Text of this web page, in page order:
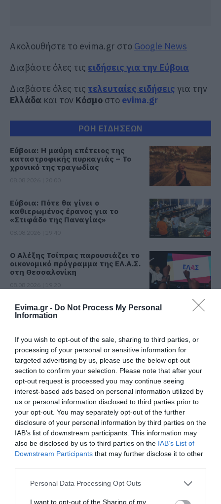
Evima.gr - Do Not Process My Personal
Information
If you wish to opt-out of the sale, sharing to third parties, or
processing of your personal or sensitive information for
targeted advertising by us, please use the below opt-out
section to confirm your selection. Please note that after your
opt-out request is processed you may continue seeing
interest-based ads based on personal information utilized by
us or personal information disclosed to third parties prior to
your opt-out. You may separately opt-out of the further
disclosure of your personal information by third parties on the
IAB’s list of downstream participants. This information may
also be disclosed by us to third parties on the IAB’s List of
Downstream Participants that may further disclose it to other
Please note that this website/app uses one or more Google
not limited to your visit or usage behaviour. You may click to
Personal Data Processing Opt Outs
I want to opt-out of the Sharing of my
Ακολουθήστε το evima.gr στο Google News
Διαβάστε όλες τις ειδήσεις για την Εύβοια
Διαβάστε όλες τις τελευταίες ειδήσεις για την
Ελλάδα και τον Κόσμο στο evima.gr
ΡΟΗ ΕΙΔΗΣΕΩΝ
Εύβοια: Η μαύρη επέτειος της
καταστροφικής πυρκαγιάς – Το
χρονικό της τραγωδίας
Εύβοια: Πότε θα γίνει ο
καθιερωμένος έρανος για το
«Στιφάδο της Παναγίας»
Ο Αλέξης Τσίπρας παρουσιάζει το
οικονομικό πρόγραμμα της ΕΛ.Α.Σ.
στη Θεσσαλονίκη
Κάνεις δεν ξεχνά τι έζησε η
Εύβοια πριν πέντε χρόνια
Σε δημοπρασία η μπάλα των
ιστορικών γκολ του Μαραντόνα
08.08.2026 | 18:40
Αγανάκτηση σε χωριό της
Εύβοιας: Μένουν κάθε μέρα χωρίς
νερό – Σοβαρή καταγγελία
08.08.2026 | 18:20
προκαταβολές
Όλες οι τελευταίες ειδήσεις
ΠΕΡΙΣΣΟΤΕΡΑ ΑΠΟ ΑΠΟΨΕΙΣ